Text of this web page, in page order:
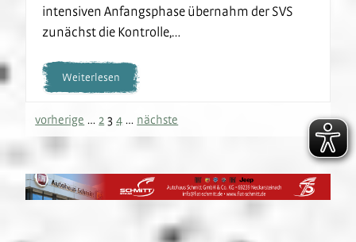
intensiven Anfangsphase übernahm der SVS
zunächst die Kontrolle,…
Weiterlesen
vorherige … 2 3 4 … nächste